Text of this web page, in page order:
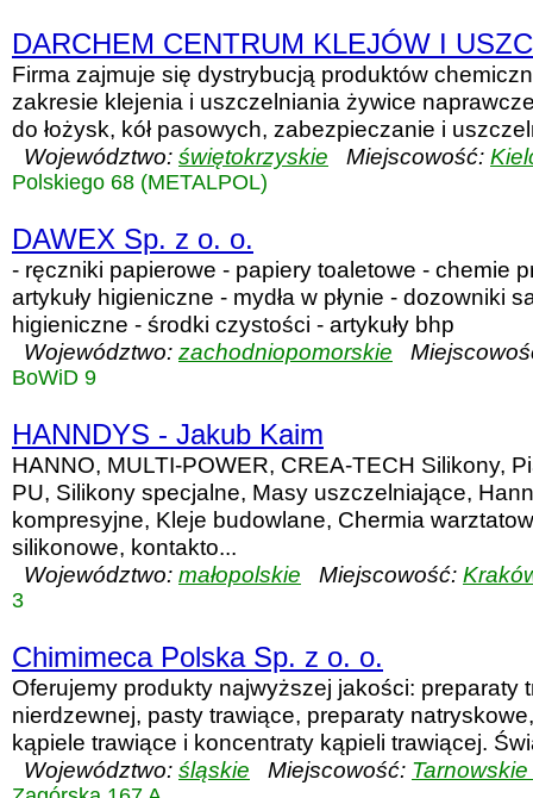
DARCHEM CENTRUM KLEJÓW I
Firma zajmuje się dystrybucją produktów
zakresie klejenia i uszczelniania żywice
do łożysk, kół pasowych, zabezpieczanie i
Województwo: świętokrzyskie Miejscowość:
Polskiego 68 (METALPOL)
DAWEX Sp. z o. o.
- ręczniki papierowe - papiery toaletowe - chemie
artykuły higieniczne - mydła w płynie - dozowniki
higieniczne - środki czystości - artykuły bhp
Województwo: zachodniopomorskie
BoWiD 9
HANNDYS - Jakub Kaim
HANNO, MULTI-POWER, CREA-TECH Silikony,
PU, Silikony specjalne, Masy uszczelniające,
kompresyjne, Kleje budowlane, Chermia
silikonowe, kontakto...
Województwo: małopolskie Miejscowość:
3
Chimimeca Polska Sp. z o. o.
Oferujemy produkty najwyższej jakości: preparaty
nierdzewnej, pasty trawiące, preparaty
kąpiele trawiące i koncentraty kąpieli trawiącej.
Województwo: śląskie Miejscowość: